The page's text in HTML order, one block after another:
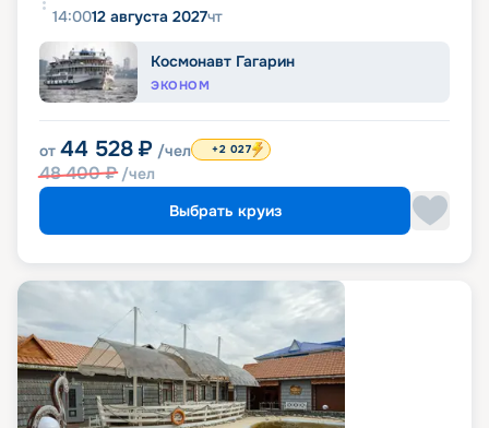
14:0012 августа 2027чт
Космонавт Гагарин
ЭКОНОМ
от 44 528 ₽ /чел
48 400₽ /чел
+2 027
Выбрать круиз